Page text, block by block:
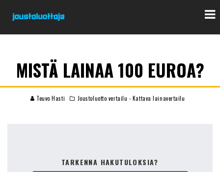
MISTÄ LAINAA 100 EUROA?
Teuvo Hasti Joustoluotto vertailu - Kattava lainavertailu
TARKENNA HAKUTULOKSIA?